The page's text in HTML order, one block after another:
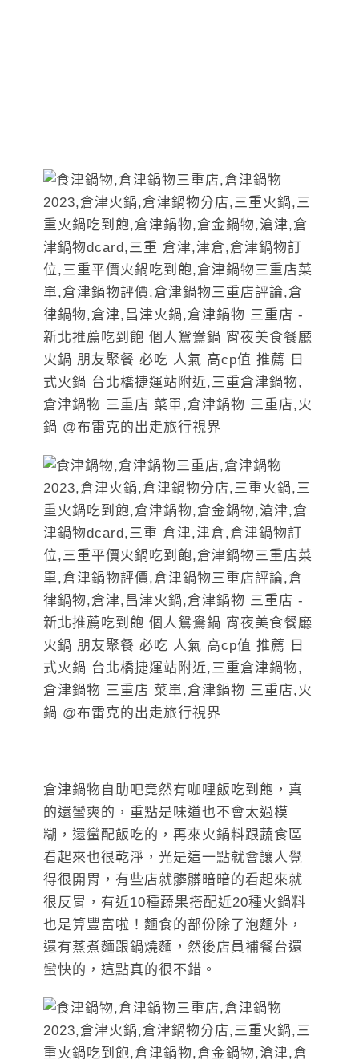
倉津鍋物自助吧竟然有咖哩飯吃到飽，真
的還蠻爽的，重點是味道也不會太過模
糊，還蠻配飯吃的，再來火鍋料跟蔬食區
看起來也很乾淨，光是這一點就會讓人覺
得很開胃，有些店就髒髒暗暗的看起來就
很反胃，有近10種蔬果搭配近20種火鍋料
也是算豐富啦！麵食的部份除了泡麵外，
還有蒸煮麵跟鍋燒麵，然後店員補餐台還
蠻快的，這點真的很不錯。